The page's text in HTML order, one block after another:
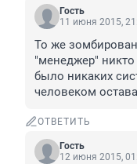
Гость
11 июня 2015,
То же
"менеджер"
было никаких
человеком
ОТВЕТИТЬ
Гость
12 июня 2015,